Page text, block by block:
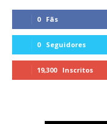
0 Fãs
0 Seguidores
19,300 Inscritos